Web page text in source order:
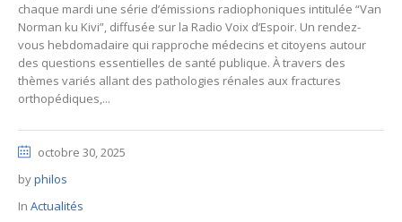
chaque mardi une série d’émissions radiophoniques intitulée “Van
Norman ku Kivi”, diffusée sur la Radio Voix d’Espoir. Un rendez-
vous hebdomadaire qui rapproche médecins et citoyens autour
des questions essentielles de santé publique. À travers des
thèmes variés allant des pathologies rénales aux fractures
orthopédiques,...
octobre 30, 2025
byphilos
In Actualités